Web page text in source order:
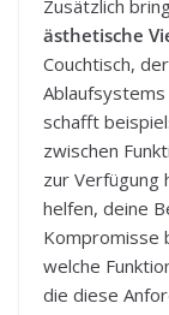
Zusätzlich
ästhetische
Couchtisch,
schafft
zwischen
zur Verfügung
helfen, deine
Kompromisse
welche
die diese